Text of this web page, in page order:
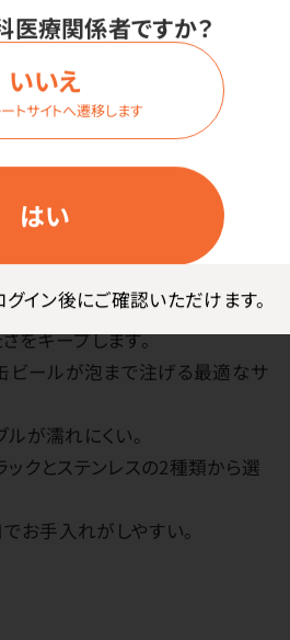
医療関係者ですか？
はい
いいえ
トサイトへ遷移します
グイン後にご確認いただけます。
めに。 飲み心地にこだわった
タンブラー。
をつくり続けてきたピーコック
アタンブラー。
てる。口当たりの良さを追求し
さ続く。ステンレス真空断熱二
をキープします。
ビールが泡まで注げる最適なサ
が濡れにくい。
ックとステンレスの2種類から選
お手入れがしやすい。